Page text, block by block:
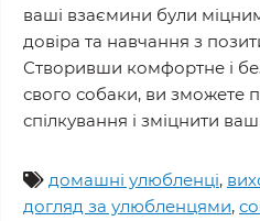
ваші взаємини були
довіра та навчання з
Створивши комфортне і
свого собаки, ви зможете
спілкування і зміцнити
домашні улюбленці,
догляд за улюбленцями,